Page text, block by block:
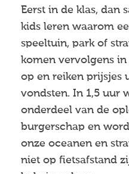
Eerst in de klas, dan
kids leren waarom
speeltuin, park of
komen vervolgens
op en reiken prijsjes
vondsten. In 1,5 uur
onderdeel van de
burgerschap en
onze oceanen en
niet op fietsafstand